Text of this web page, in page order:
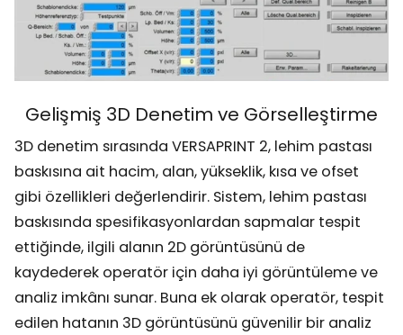
Gelişmiş 3D Denetim ve Görselleştirme
3D denetim sırasında VERSAPRINT 2, lehim pastası
baskısına ait hacim, alan, yükseklik, kısa ve ofset
gibi özellikleri değerlendirir. Sistem, lehim pastası
baskısında spesifikasyonlardan sapmalar tespit
ettiğinde, ilgili alanın 2D görüntüsünü de
kaydederek operatör için daha iyi görüntüleme ve
analiz imkânı sunar. Buna ek olarak operatör, tespit
edilen hatanın 3D görüntüsünü güvenilir bir analiz